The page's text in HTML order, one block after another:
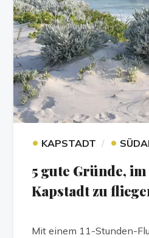
• KAPSTADT •
5 gute Gründe,
Kapstadt zu
Mit einem 11-Stunden-